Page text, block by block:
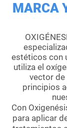
MARCA
estéticos con
utiliza el
vector de
principios
Con
para aplicar